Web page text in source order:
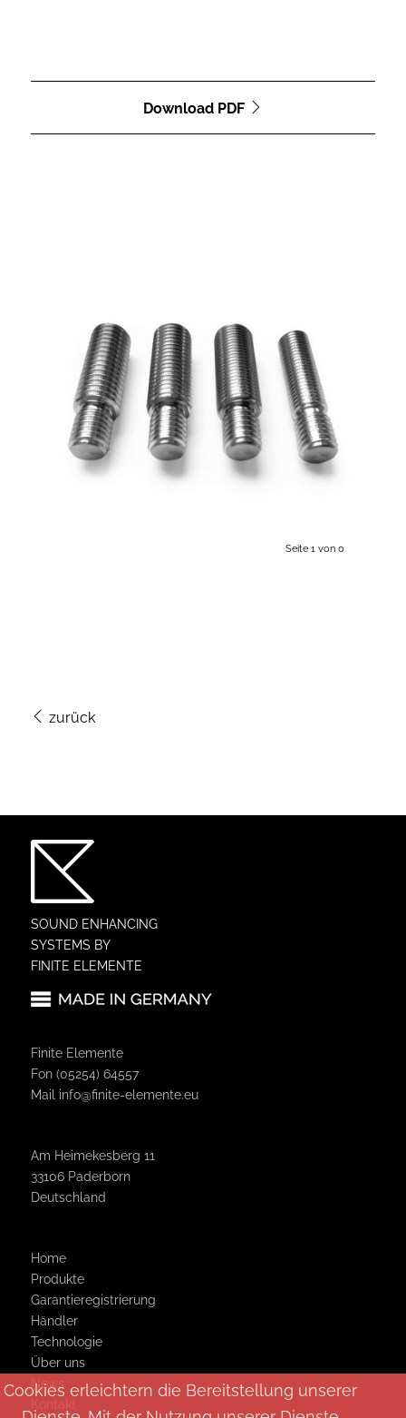
Download PDF
Seite 1 von 0
zurück
SOUND ENHANCING
SYSTEMS BY
FINITE ELEMENTE
Finite Elemente
Fon (05254) 64557
Mail info@finite-elemente.eu
Am Heimekesberg 11
33106 Paderborn
Deutschland
Home
Produkte
Garantie­registrierung
Händler
Technologie
Über uns
News
Cookies erleichtern die Bereitstellung unserer